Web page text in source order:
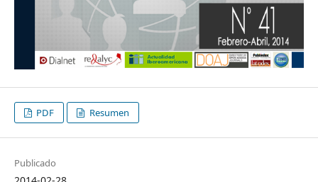
PDF Resumen
Publicado